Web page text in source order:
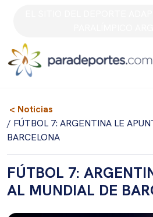
< Noticias
/ FÚTBOL 7: ARGENTINA LE
BARCELONA
FÚTBOL 7:
AL MUNDIAL DE